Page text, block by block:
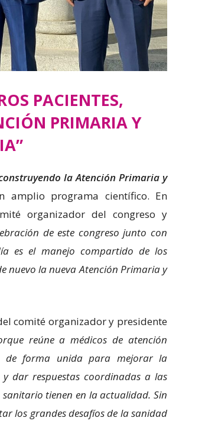
PACIENTES,
PRIMARIA Y
la Atención Primaria y
programa científico. En
organizador del congreso y
de este congreso junto con
es el manejo compartido de los
nuevo la nueva Atención Primaria y
comité organizador y presidente
reúne a médicos de atención
de forma unida para mejorar la
dar respuestas coordinadas a las
sanitario tienen en la actualidad. Sin
los grandes desafíos de la sanidad